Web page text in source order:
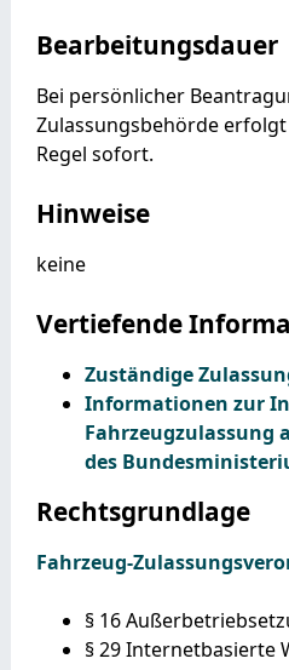
Bearbeitungsdauer
Bei persönlicher
Zulassungsbehörde
Regel sofort.
Hinweise
keine
Vertiefende
Zuständige
Informationen zur
Fahrzeugzulassung
des
Rechtsgrundlage
Fahrzeug-
§ 16
§ 29 Internetbasierte